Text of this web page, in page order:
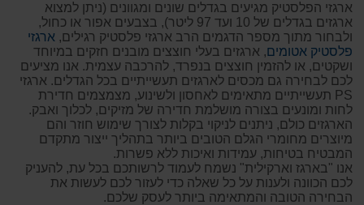
ארגזי הפלסטיק מגיעים בגדלים שונים ומגוונים (ניתן למצוא
ארגזים בגדלים של 10 ועד 97 ליטר), בצבעים אפור או כחול,
ולבחור מתוך מספר הדגמים הרב ארגזי פלסטיק רגילים, ארגזי
פלסטיק אטומים, ארגזים בעלי חוצצים מובנים חזקים במיוחד
ושקטים, או להזמין חוצצים בנפרד, להרכבה עצמית. אנו מציעים
לכם לבחירה גם מכסים לארגזים תעשייתיים בכל הגדלים. ארגזי
PS תעשייתיים מתאימים לאחסון ולשינוע, מצמצמים חדירת
לחות ומונעים בצורה מושלמת חדירה של מזיקים, לכלוך ואבק.
הארגזים כולם, ניתנים לניקוי בקלות לצורך שימוש חוזר והם
מיוצרים מחומרי הגלם הטובים ביותר בתהליך ייצור מתקדם
המבטיח בטיחות, עמידות ואיכות ללא פשרות.
אנו "בארגז וארקילית" נשמח לעמוד לרשותכם בכל עת, להעניק
לכם הכוונה ולענות על כל שאלה כדי לעזור לכם לעשות את
הבחירה הטובה והמתאימה ביותר לעסק שלכם.